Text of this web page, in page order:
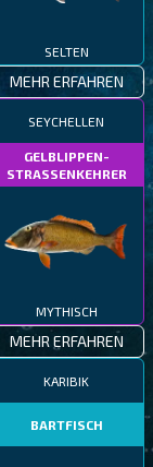
SELTEN
MEHR ERFAHREN
SEYCHELLEN
GELBLIPPEN-
STRASSENKEHRER
MYTHISCH
MEHR ERFAHREN
KARIBIK
BARTFISCH